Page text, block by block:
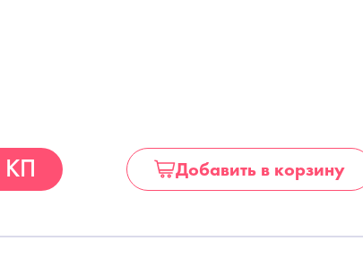
КП Добавить в корзину